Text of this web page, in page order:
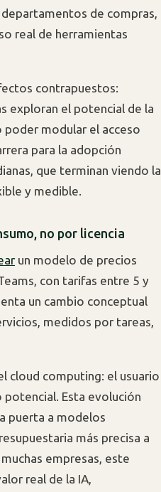
de compras,
real de herramientas
contrapuestos:
exploran el potencial de la
modular el acceso
para la adopción
que terminan viendo la
y medible.
no por licencia
un modelo de precios
con tarifas entre 5 y
un cambio conceptual
medidos por tareas,
cloud computing: el usuario
potencial. Esta evolución
puerta a modelos
más precisa a
empresas, este
real de la IA,